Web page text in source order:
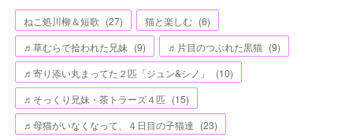
ねこ処川柳＆短歌 (27) 猫と楽しむ (6)
♬草むらで拾われた兄妹 (9) ♬片目のつぶれた黒猫 (9)
♬寄り添い丸まってた２匹「ジュン&シノ」
(10)
♬そっくり兄妹・茶トラーズ４匹 (15)
♬母猫がいなくなって、４日目の子猫達 (23)